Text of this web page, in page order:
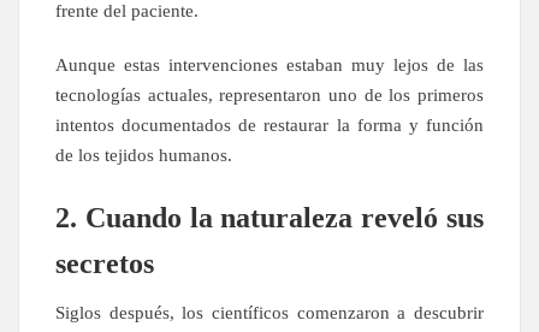
frente del paciente.
Aunque estas intervenciones estaban muy lejos de las
tecnologías actuales, representaron uno de los primeros
intentos documentados de restaurar la forma y función
de los tejidos humanos.
2. Cuando la naturaleza reveló sus
secretos
Siglos después, los científicos comenzaron a descubrir